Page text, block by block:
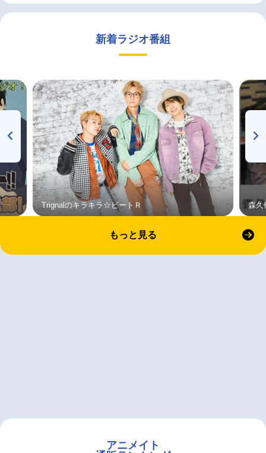
新着ラジオ番組
Trignalのキラキラ☆ビートＲ 森久
もっと見る
アニメイト